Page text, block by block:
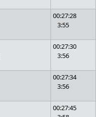
00:27:28
3:55
00:27:30
3:56
00:27:34
3:56
00:27:45